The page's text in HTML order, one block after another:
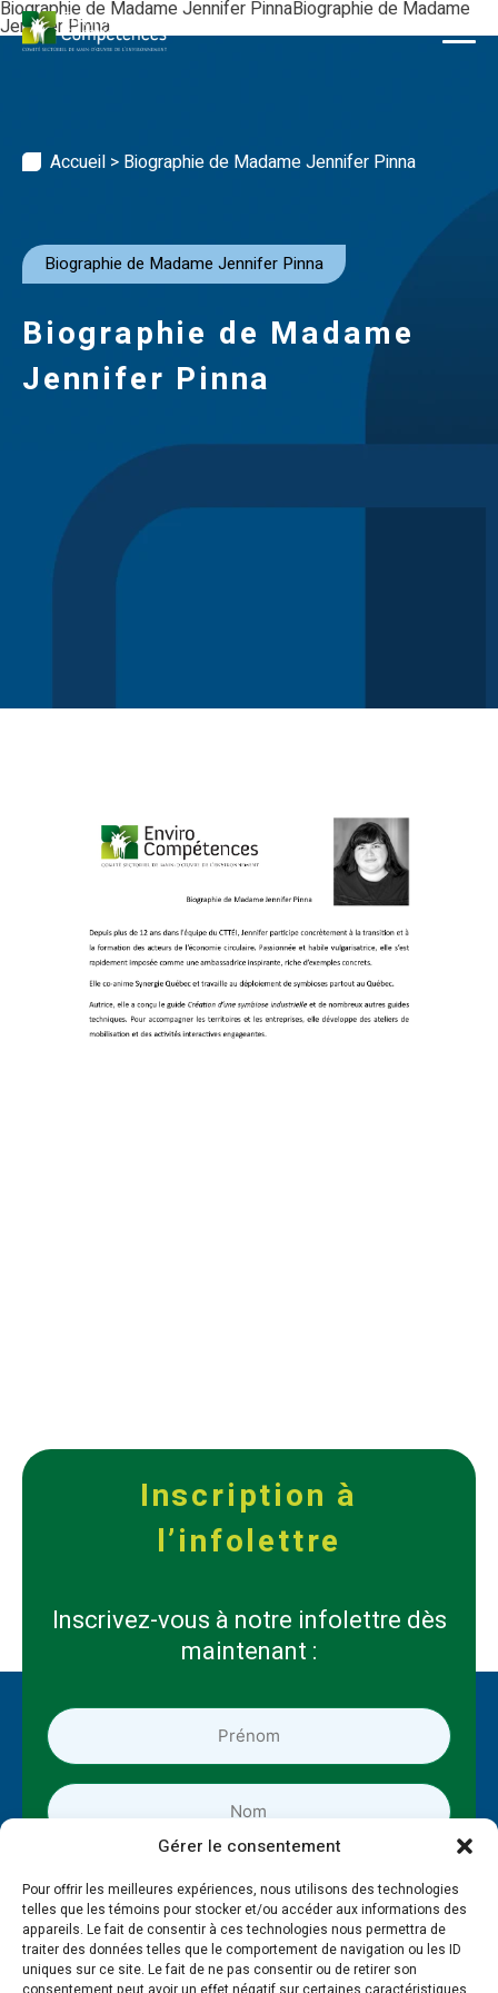
Gérer le consentement
Pour offrir les meilleures expériences, nous utilisons des technologies
telles que les témoins pour stocker et/ou accéder aux informations des
appareils. Le fait de consentir à ces technologies nous permettra de
traiter des données telles que le comportement de navigation ou les ID
uniques sur ce site. Le fait de ne pas consentir ou de retirer son
Skip
to
content
Biographie de Madame Jennifer PinnaBiographie de Madame
Jennifer Pinna
Accueil > Biographie de Madame Jennifer Pinna
Biographie de Madame Jennifer Pinna
Biographie de Madame
Jennifer Pinna
Inscription à
l’infolettre
Inscrivez-vous à notre infolettre dès
maintenant :
Prénom
*
*
Nom
*
Adresse
courriel
*